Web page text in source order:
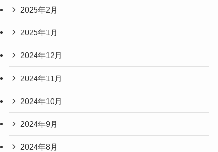
2025年2月
2025年1月
2024年12月
2024年11月
2024年10月
2024年9月
2024年8月